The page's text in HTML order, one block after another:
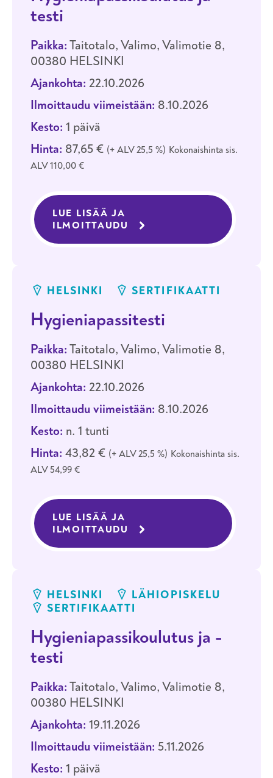
testi
Paikka:Taitotalo, Valimo, Valimotie 8,
00380 HELSINKI
Ajankohta: 22.10.2026
Ilmoittaudu viimeistään: 8.10.2026
Kesto: 1 päivä
Hinta: 87,65 € + ALV 25,5 % Kokonaishinta sis.
ALV 110,00 €
LUE LISÄÄ JA
ILMOITTAUDU
KOULUTUKSEEN
HELSINKI SERTIFIKAATTI
Hygieniapassitesti
Paikka:Taitotalo, Valimo, Valimotie 8,
00380 HELSINKI
Ajankohta: 22.10.2026
Ilmoittaudu viimeistään: 8.10.2026
Kesto: n. 1 tunti
Hinta: 43,82 € + ALV 25,5 % Kokonaishinta sis.
ALV 54,99 €
LUE LISÄÄ JA
ILMOITTAUDU
KOULUTUKSEEN
HELSINKI
LÄHIOPISKELU
SERTIFIKAATTI
Hygieniapassikoulutus ja -
testi
Paikka:Taitotalo, Valimo, Valimotie 8,
00380 HELSINKI
Ajankohta: 19.11.2026
Ilmoittaudu viimeistään: 5.11.2026
Kesto: 1 päivä